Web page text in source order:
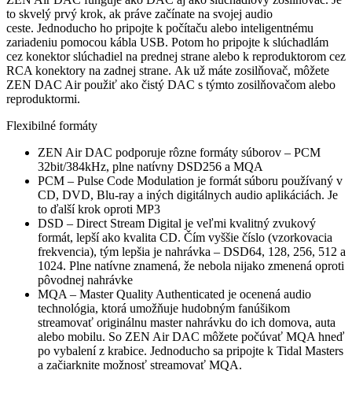
to skvelý prvý krok, ak práve začínate na svojej audio
ceste. Jednoducho ho pripojte k počítaču alebo inteligentnému
zariadeniu pomocou kábla USB. Potom ho pripojte k slúchadlám
cez konektor slúchadiel na prednej strane alebo k reproduktorom cez
RCA konektory na zadnej strane. Ak už máte zosilňovač, môžete
ZEN DAC Air použiť ako čistý DAC s týmto zosilňovačom alebo
reproduktormi.
Flexibilné formáty
ZEN Air DAC podporuje rôzne formáty súborov – PCM
32bit/384kHz, plne natívny DSD256 a MQA
PCM – Pulse Code Modulation je formát súboru používaný v
CD, DVD, Blu-ray a iných digitálnych audio aplikáciách. Je
to ďalší krok oproti MP3
DSD – Direct Stream Digital je veľmi kvalitný zvukový
formát, lepší ako kvalita CD. Čím vyššie číslo (vzorkovacia
frekvencia), tým lepšia je nahrávka – DSD64, 128, 256, 512 a
1024. Plne natívne znamená, že nebola nijako zmenená oproti
pôvodnej nahrávke
MQA – Master Quality Authenticated je ocenená audio
technológia, ktorá umožňuje hudobným fanúšikom
streamovať originálnu master nahrávku do ich domova, auta
alebo mobilu. So ZEN Air DAC môžete počúvať MQA hneď
po vybalení z krabice. Jednoducho sa pripojte k Tidal Masters
a začiarknite možnosť streamovať MQA.